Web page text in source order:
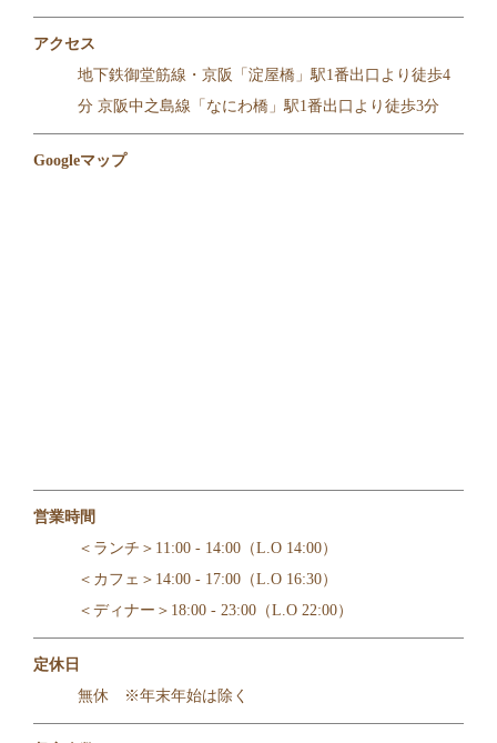
アクセス
地下鉄御堂筋線・京阪「淀屋橋」駅1番出口より徒歩4
分 京阪中之島線「なにわ橋」駅1番出口より徒歩3分
Googleマップ
営業時間
＜ランチ＞11:00 - 14:00（L.O 14:00）
＜カフェ＞14:00 - 17:00（L.O 16:30）
＜ディナー＞18:00 - 23:00（L.O 22:00）
定休日
無休 ※年末年始は除く